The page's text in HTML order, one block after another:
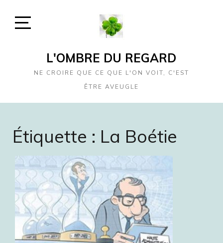
SidebarL'OMBRE DU REGARD
NE CROIRE QUE CE QUE L'ON VOIT, C'EST
ÊTRE AVEUGLE
Étiquette : La Boétie